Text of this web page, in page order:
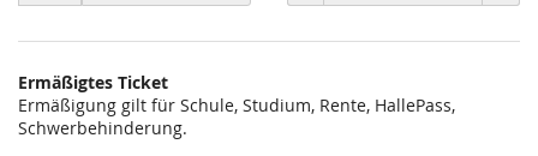
für
setzen
Ermäßigtes Ticket
Ermäßigung gilt für Schule, Studium, Rente, HallePass,
Schwerbehinderung.